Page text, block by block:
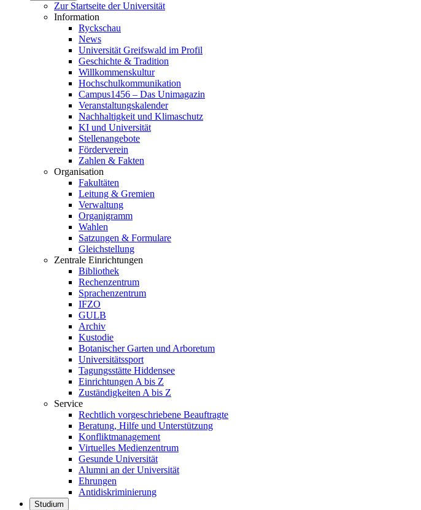
Zur Startseite der Universität
Information
Ryckschau
News
Universität Greifswald im Profil
Geschichte & Tradition
Willkommenskultur
Hochschulkommunikation
Campus1456 – Das Unimagazin
Veranstaltungskalender
Nachhaltigkeit und Klimaschutz
KI und Universität
Stellenangebote
Förderverein
Zahlen & Fakten
Organisation
Fakultäten
Leitung & Gremien
Verwaltung
Organigramm
Wahlen
Satzungen & Formulare
Gleichstellung
Zentrale Einrichtungen
Bibliothek
Rechenzentrum
Sprachenzentrum
IFZO
GULB
Archiv
Kustodie
Botanischer Garten und Arboretum
Universitätssport
Tagungsstätte Hiddensee
Einrichtungen A bis Z
Zuständigkeiten A bis Z
Service
Rechtlich vorgeschriebene Beauftragte
Beratung, Hilfe und Unterstützung
Konfliktmanagement
Virtuelles Medienzentrum
Gesunde Universität
Alumni an der Universität
Ehrungen
Antidiskriminierung
Studium